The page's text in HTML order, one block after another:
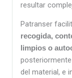
resultar
Patranser
recogida,
limpios o
del material, e